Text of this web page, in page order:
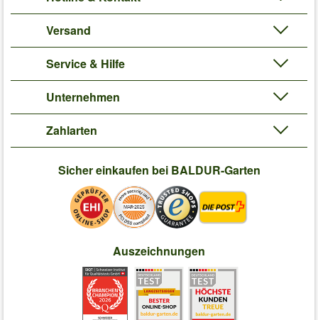
Versand
Service & Hilfe
Unternehmen
Zahlarten
Sicher einkaufen bei BALDUR-Garten
Auszeichnungen